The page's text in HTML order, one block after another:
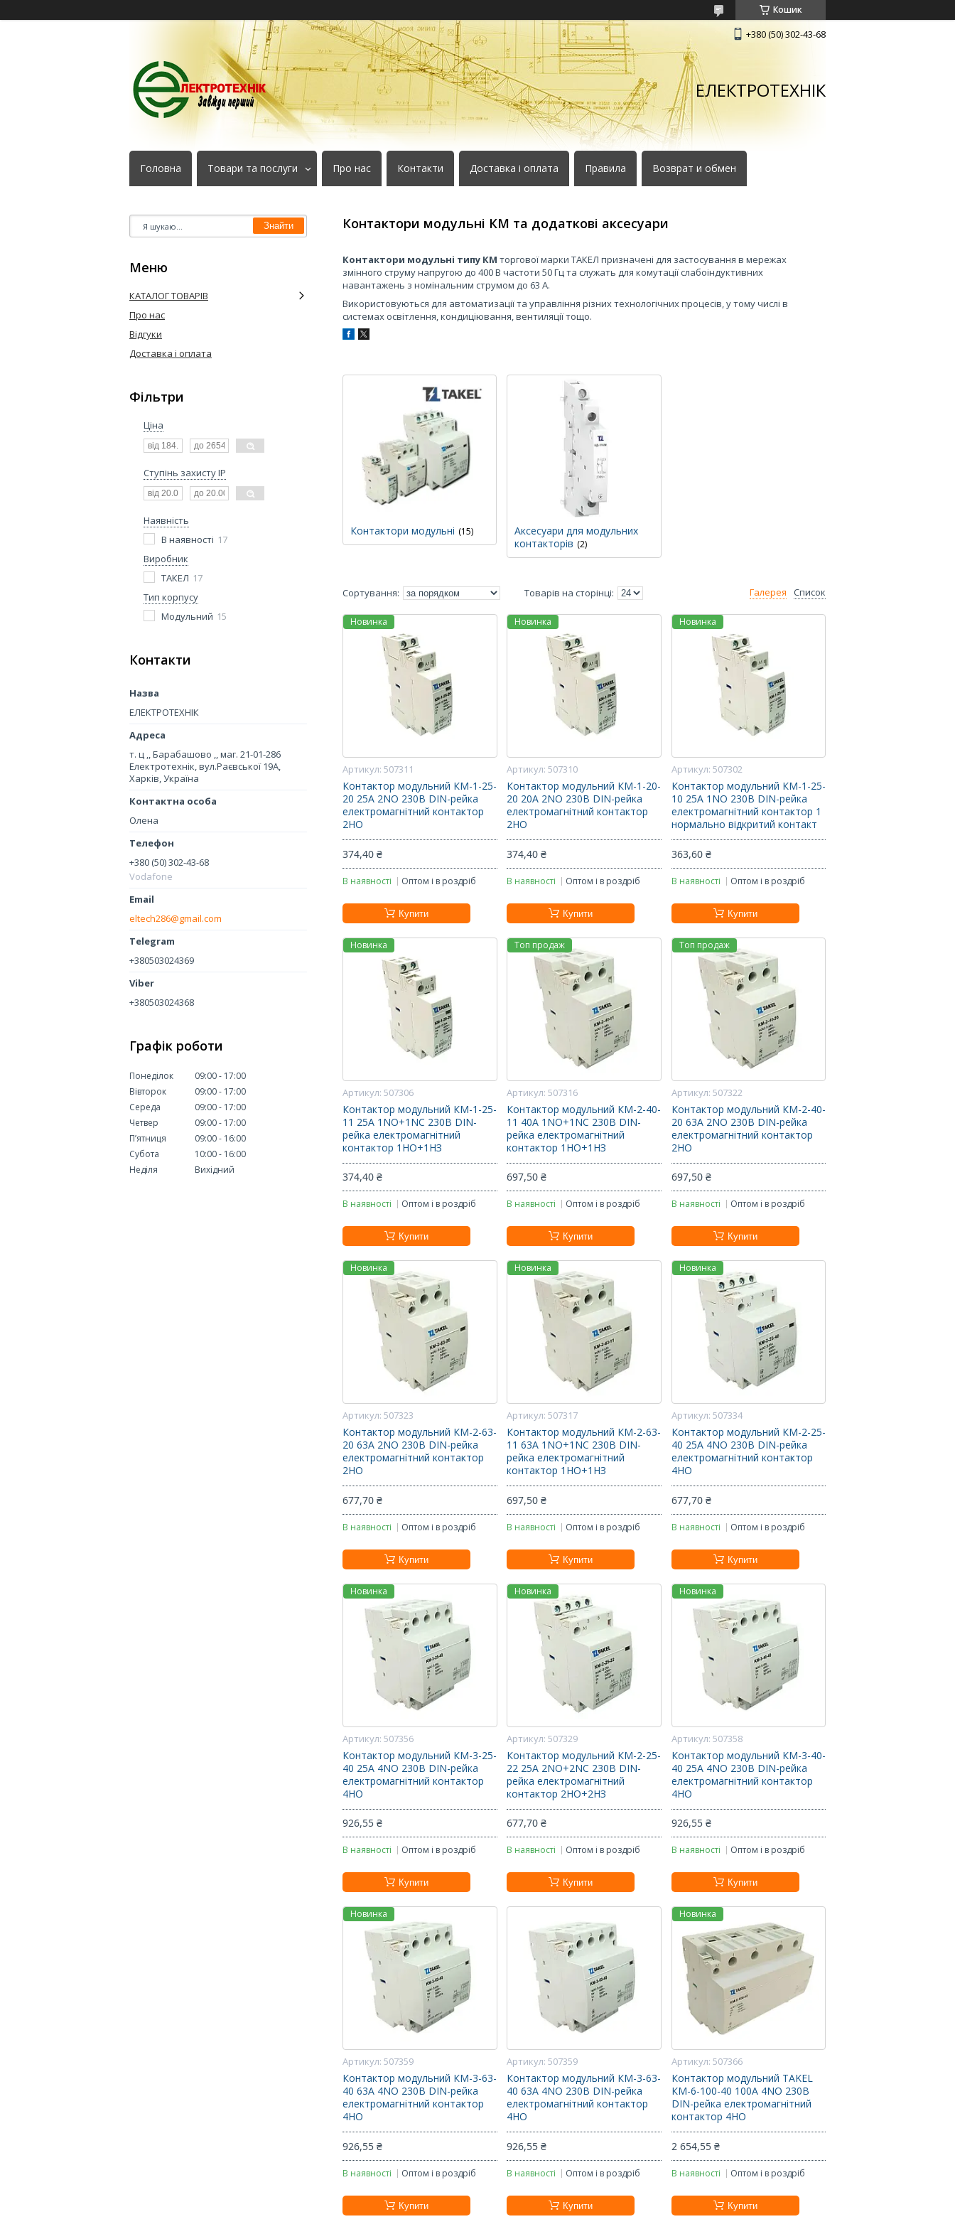
Кошик
+380 (50) 302-43-68
ЕЛЕКТРОТЕХНІК
Головна Товари та послуги Про нас Контакти Доставка і оплата Правила Возврат и обмен
Контактори модульні КМ та додаткові аксесуари
Контактори модульні типу КМ торгової марки ТАКЕЛ призначені для застосування в мережах
змінного струму напругою до 400 В частоти 50 Гц та служать для комутації слабоіндуктивних
навантажень з номінальним струмом до 63 А.
Використовуються для автоматизації та управління різних технологічних процесів, у тому числі в
системах освітлення, кондиціювання, вентиляції тощо.
Контактори модульні 15
Аксесуари для модульних
контакторів
2
Галерея Список
Новинка
507311
Контактор модульний КМ-1-25-
20 25А 2NO 230В DIN-рейка
електромагнітний контактор
2НО
374,40 ₴
В наявності Оптом і в роздріб
Купити
Новинка
507310
Контактор модульний КМ-1-20-
20 20А 2NO 230В DIN-рейка
електромагнітний контактор
2НО
374,40 ₴
В наявності Оптом і в роздріб
Купити
Новинка
507302
Контактор модульний КМ-1-25-
10 25А 1NO 230В DIN-рейка
електромагнітний контактор 1
нормально відкритий контакт
363,60 ₴
В наявності Оптом і в роздріб
Купити
Новинка
507306
Контактор модульний КМ-1-25-
11 25А 1NO+1NC 230В DIN-
рейка електромагнітний
контактор 1НО+1НЗ
374,40 ₴
В наявності Оптом і в роздріб
Купити
Топ продаж
507316
Контактор модульний КМ-2-40-
11 40А 1NO+1NC 230В DIN-
рейка електромагнітний
контактор 1НО+1НЗ
697,50 ₴
В наявності Оптом і в роздріб
Купити
Топ продаж
507322
Контактор модульний КМ-2-40-
20 63А 2NO 230В DIN-рейка
електромагнітний контактор
2НО
697,50 ₴
В наявності Оптом і в роздріб
Купити
Новинка
507323
Контактор модульний КМ-2-63-
20 63А 2NO 230В DIN-рейка
електромагнітний контактор
2НО
677,70 ₴
В наявності Оптом і в роздріб
Купити
Новинка
507317
Контактор модульний КМ-2-63-
11 63А 1NO+1NC 230В DIN-
рейка електромагнітний
контактор 1НО+1НЗ
697,50 ₴
В наявності Оптом і в роздріб
Купити
Новинка
507334
Контактор модульний КМ-2-25-
40 25А 4NO 230В DIN-рейка
електромагнітний контактор
4НО
677,70 ₴
В наявності Оптом і в роздріб
Купити
Новинка
507356
Контактор модульний КМ-3-25-
40 25А 4NO 230В DIN-рейка
електромагнітний контактор
4НО
926,55 ₴
В наявності Оптом і в роздріб
Купити
Новинка
507329
Контактор модульний КМ-2-25-
22 25А 2NO+2NC 230В DIN-
рейка електромагнітний
контактор 2НО+2НЗ
677,70 ₴
В наявності Оптом і в роздріб
Купити
Новинка
507358
Контактор модульний КМ-3-40-
40 25А 4NO 230В DIN-рейка
електромагнітний контактор
4НО
926,55 ₴
В наявності Оптом і в роздріб
Купити
Новинка
507359
Контактор модульний КМ-3-63-
40 63А 4NO 230В DIN-рейка
електромагнітний контактор
4НО
926,55 ₴
В наявності Оптом і в роздріб
Купити
507359
Контактор модульний КМ-3-63-
40 63А 4NO 230В DIN-рейка
електромагнітний контактор
4НО
926,55 ₴
В наявності Оптом і в роздріб
Купити
Новинка
507366
Контактор модульний TAKEL
КМ-6-100-40 100А 4NO 230В
DIN-рейка електромагнітний
контактор 4НО
2 654,55 ₴
В наявності Оптом і в роздріб
Купити
Знайти
КАТАЛОГ ТОВАРІВ
Про нас
Відгуки
Доставка і оплата
Фільтри
Ціна
Ступінь захисту IP
Наявність
В наявності 17
Виробник
ТАКЕЛ 17
Тип корпусу
Модульний 15
Контакти
ЕЛЕКТРОТЕХНІК
т. ц ,, Барабашово ,, маг. 21-01-286
Електротехнік, вул.Раєвської 19А,
Харків, Україна
Олена
+380 (50) 302-43-68
Vodafone
eltech286@gmail.com
+380503024369
+380503024368
Графік роботи
Понеділок 09:00
17:00
Вівторок
09:00
17:00
Середа
09:00
17:00
Четвер
09:00
17:00
Пʼятниця
09:00
16:00
Субота
10:00
16:00
Неділя
Вихідний